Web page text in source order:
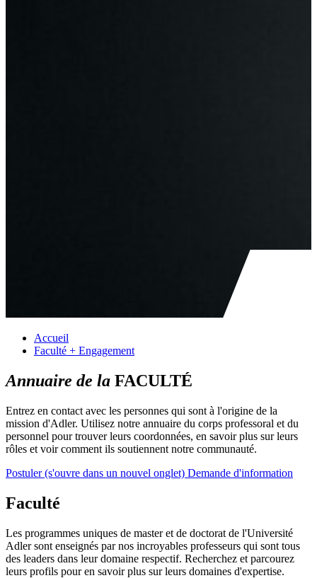
Accueil
Faculté + Engagement
Annuaire de la FACULTÉ
Entrez en contact avec les personnes qui sont à l'origine de la
mission d'Adler. Utilisez notre annuaire du corps professoral et du
personnel pour trouver leurs coordonnées, en savoir plus sur leurs
rôles et voir comment ils soutiennent notre communauté.
Postuler(s'ouvre dans un nouvel onglet) Demande d'information
Faculté
Les programmes uniques de master et de doctorat de l'Université
Adler sont enseignés par nos incroyables professeurs qui sont tous
des leaders dans leur domaine respectif. Recherchez et parcourez
leurs profils pour en savoir plus sur leurs domaines d'expertise.